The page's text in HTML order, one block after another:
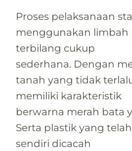
Proses pelaksanaan
menggunakan limbah
terbilang cukup
sederhana. Dengan
tanah yang tidak
memiliki karakteristik
berwarna merah bata
Serta plastik yang
sendiri dicacah